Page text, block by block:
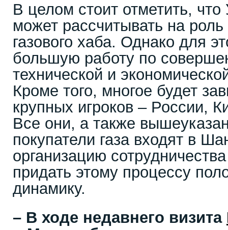
В целом стоит отметить, что
может рассчитывать на роль
газового хаба. Однако для
большую работу по
технической и
Кроме того, многое будет
крупных игроков – России,
Все они, а также
покупатели газа входят в
организацию
придать этому процессу
динамику.
– В ходе недавнего визита